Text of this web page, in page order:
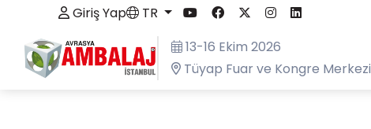
Giriş Yap
TR
13-16 Ekim 2026
Tüyap Fuar ve Kongre Merkezi